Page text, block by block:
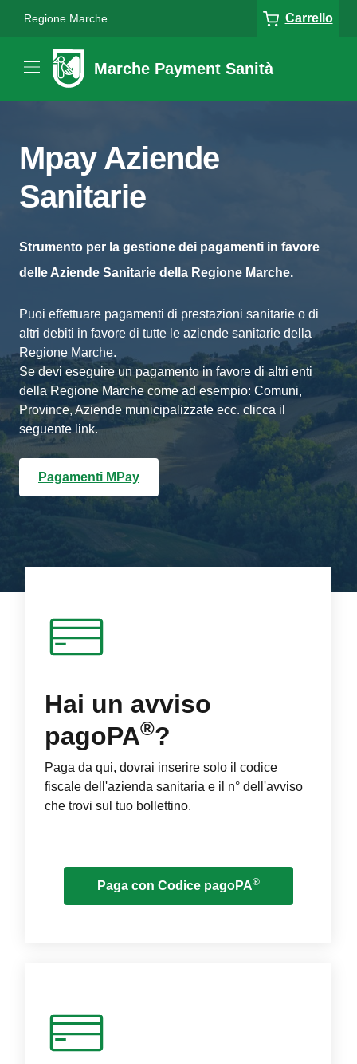
Regione Marche Carrello
Marche Payment Sanità
Mpay Aziende
Sanitarie
Strumento per la gestione dei pagamenti in favore
delle Aziende Sanitarie della Regione Marche.
Puoi effettuare pagamenti di prestazioni sanitarie o di
altri debiti in favore di tutte le aziende sanitarie della
Regione Marche.
Se devi eseguire un pagamento in favore di altri enti
della Regione Marche come ad esempio: Comuni,
Province, Aziende municipalizzate ecc. clicca il
seguente link.
Pagamenti MPay
Hai un avviso
pagoPA®?
Paga da qui, dovrai inserire solo il codice
fiscale dell'azienda sanitaria e il n° dell'avviso
che trovi sul tuo bollettino.
Paga con Codice pagoPA®